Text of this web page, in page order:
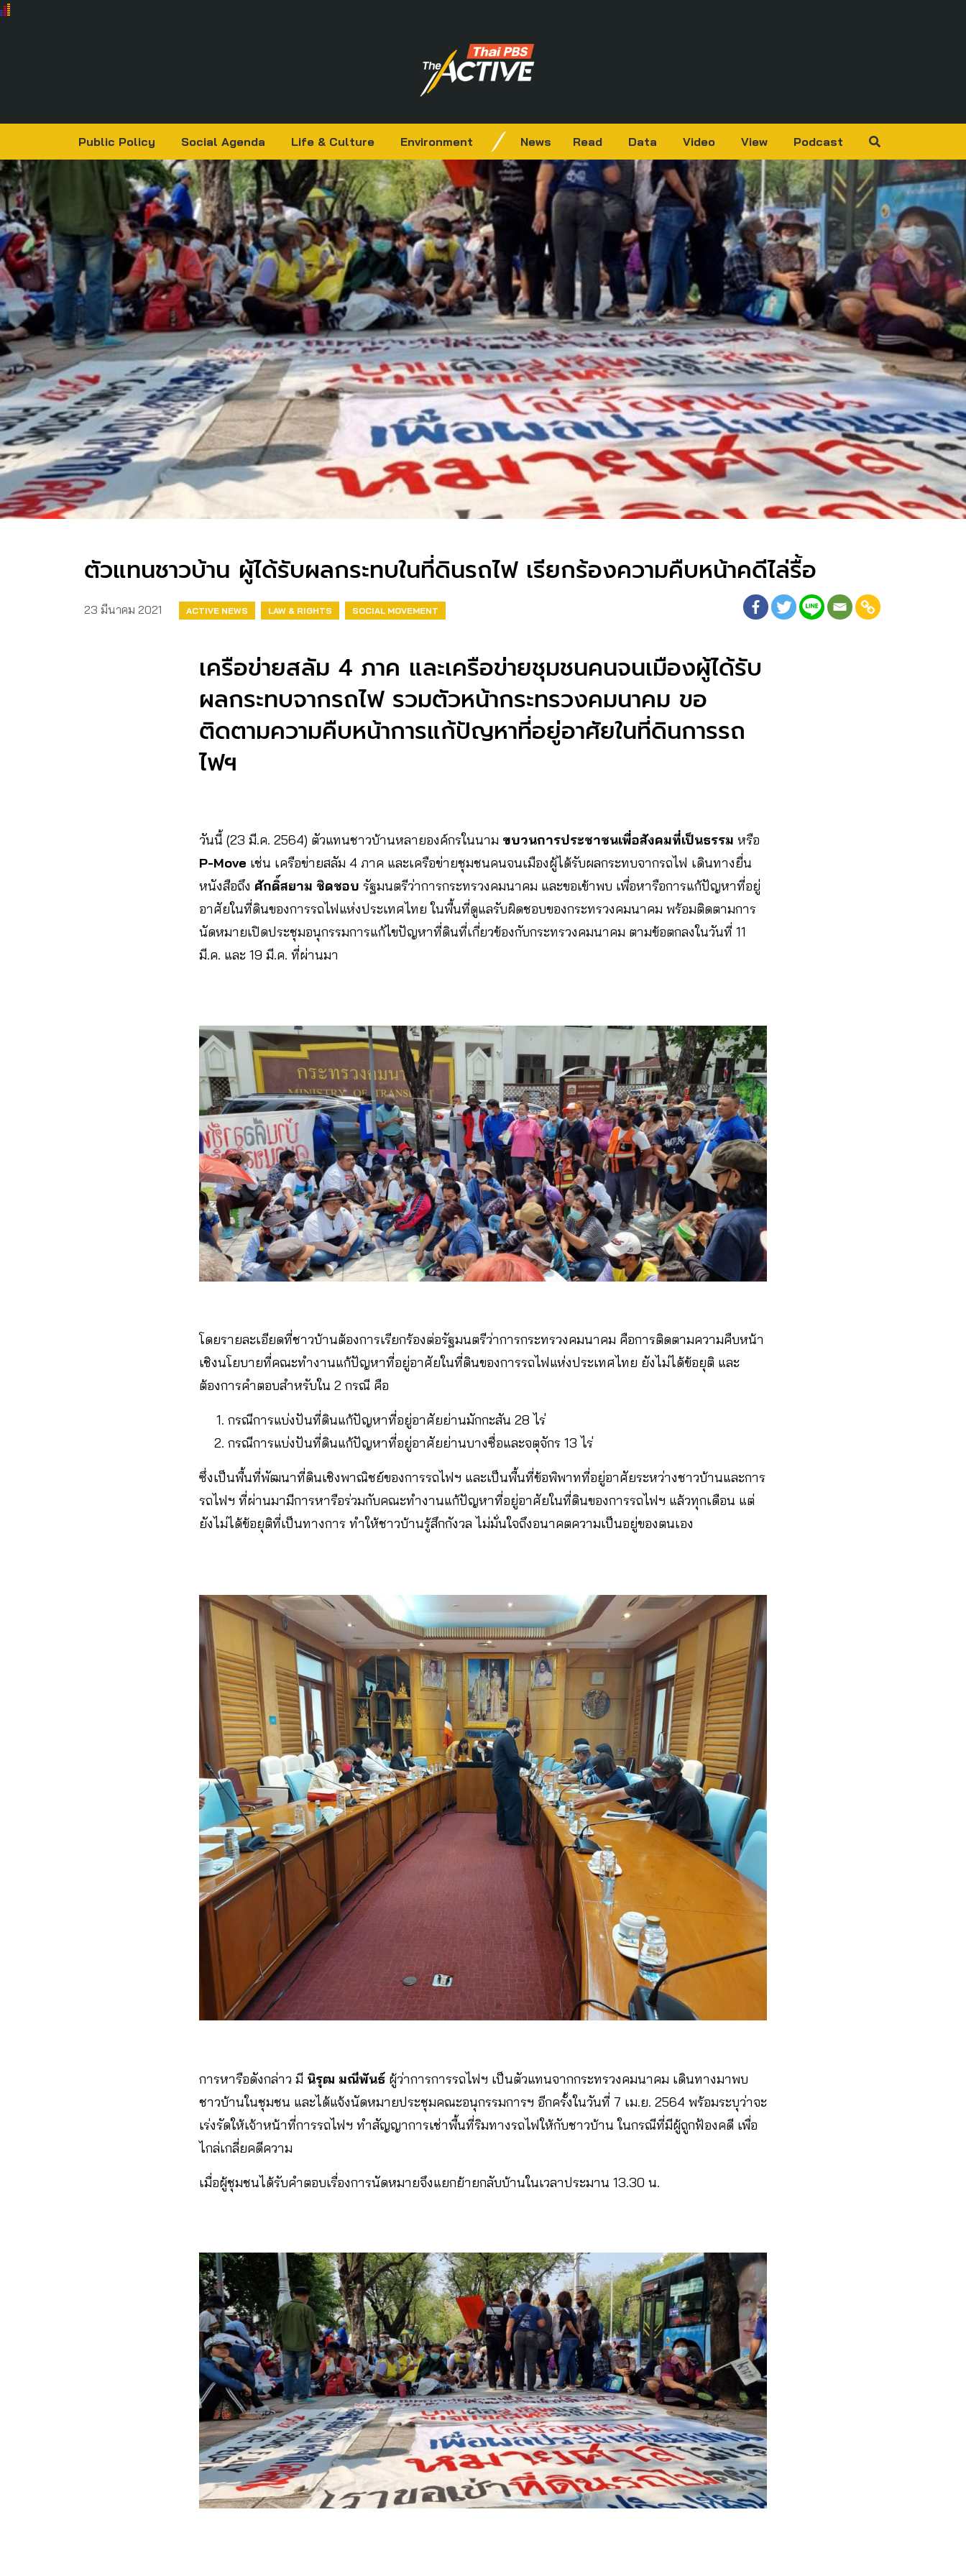
Public Policy Social Agenda Life & Culture Environment News Read Data Video View Podcast
ตัวแทนชาวบ้าน ผู้ได้รับผลกระทบในที่ดินรถไฟ เรียกร้องความคืบหน้าคดีไล่รื้อ
23 มีนาคม 2021 ACTIVE NEWS LAW & RIGHTS SOCIAL MOVEMENT
เครือข่ายสลัม 4 ภาค และเครือข่ายชุมชนคนจนเมืองผู้ได้รับ
ผลกระทบจากรถไฟ รวมตัวหน้ากระทรวงคมนาคม ขอ
ติดตามความคืบหน้าการแก้ปัญหาที่อยู่อาศัยในที่ดินการรถ
ไฟฯ
วันนี้ (23 มี.ค. 2564) ตัวแทนชาวบ้านหลายองค์กรในนาม ขบวนการประชาชนเพื่อสังคมที่เป็นธรรม หรือ
P-Move เช่น เครือข่ายสลัม 4 ภาค และเครือข่ายชุมชนคนจนเมืองผู้ได้รับผลกระทบจากรถไฟ เดินทางยื่น
หนังสือถึง ศักดิ์สยาม ชิดชอบ รัฐมนตรีว่าการกระทรวงคมนาคม และขอเข้าพบ เพื่อหารือการแก้ปัญหาที่อยู่
อาศัยในที่ดินของการรถไฟแห่งประเทศไทย ในพื้นที่ดูแลรับผิดชอบของกระทรวงคมนาคม พร้อมติดตามการ
นัดหมายเปิดประชุมอนุกรรมการแก้ไขปัญหาที่ดินที่เกี่ยวข้องกับกระทรวงคมนาคม ตามข้อตกลงในวันที่ 11
มี.ค. และ 19 มี.ค. ที่ผ่านมา
โดยรายละเอียดที่ชาวบ้านต้องการเรียกร้องต่อรัฐมนตรีว่าการกระทรวงคมนาคม คือการติดตามความคืบหน้า
เชิงนโยบายที่คณะทำงานแก้ปัญหาที่อยู่อาศัยในที่ดินของการรถไฟแห่งประเทศไทย ยังไม่ได้ข้อยุติ และ
ต้องการคำตอบสำหรับใน 2 กรณี คือ
กรณีการแบ่งปันที่ดินแก้ปัญหาที่อยู่อาศัยย่านมักกะสัน 28 ไร่
กรณีการแบ่งปันที่ดินแก้ปัญหาที่อยู่อาศัยย่านบางซื่อและจตุจักร 13 ไร่
ซึ่งเป็นพื้นที่พัฒนาที่ดินเชิงพาณิชย์ของการรถไฟฯ และเป็นพื้นที่ข้อพิพาทที่อยู่อาศัยระหว่างชาวบ้านและการ
รถไฟฯ ที่ผ่านมามีการหารือร่วมกับคณะทำงานแก้ปัญหาที่อยู่อาศัยในที่ดินของการรถไฟฯ แล้วทุกเดือน แต่
ยังไม่ได้ข้อยุติที่เป็นทางการ ทำให้ชาวบ้านรู้สึกกังวล ไม่มั่นใจถึงอนาคตความเป็นอยู่ของตนเอง
การหารือดังกล่าว มี นิรุฒ มณีพันธ์ ผู้ว่าการการรถไฟฯ เป็นตัวแทนจากกระทรวงคมนาคม เดินทางมาพบ
ชาวบ้านในชุมชน และได้แจ้งนัดหมายประชุมคณะอนุกรรมการฯ อีกครั้งในวันที่ 7 เม.ย. 2564 พร้อมระบุว่าจะ
เร่งรัดให้เจ้าหน้าที่การรถไฟฯ ทำสัญญาการเช่าพื้นที่ริมทางรถไฟให้กับชาวบ้าน ในกรณีที่มีผู้ถูกฟ้องคดี เพื่อ
ไกล่เกลี่ยคดีความ
เมื่อผู้ชุมชนได้รับคำตอบเรื่องการนัดหมายจึงแยกย้ายกลับบ้านในเวลาประมาน 13.30 น.